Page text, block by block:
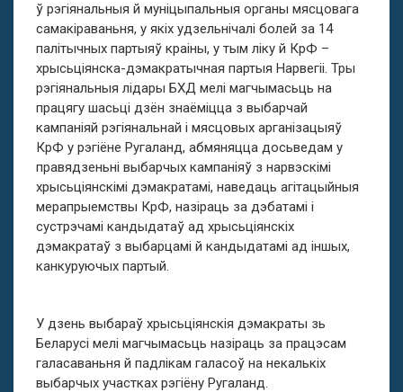
ў рэгіянальныя й муніцыпальныя органы мясцовага
самакіраваньня, у якіх удзельнічалі болей за 14
палітычных партыяў краіны, у тым ліку й КрФ –
хрысьціянска-дэмакратычная партыя Нарвегіі. Тры
рэгіянальныя лідары БХД мелі магчымасьць на
працягу шасьці дзён знаёміцца з выбарчай
кампаніяй рэгіянальнай і мясцовых арганізацыяў
КрФ у рэгіёне Ругаланд, абмяняцца досьведам у
правядзеньні выбарчых кампаніяў з нарвэскімі
хрысьціянскімі дэмакратамі, наведаць агітацыйныя
мерапрыемствы КрФ, назіраць за дэбатамі і
сустрэчамі кандыдатаў ад хрысьціянскіх
дэмакратаў з выбарцамі й кандыдатамі ад іншых,
канкуруючых партый.
У дзень выбараў хрысьціянскія дэмакраты зь
Беларусі мелі магчымасьць назіраць за працэсам
галасаваньня й падлікам галасоў на некалькіх
выбарчых участках рэгіёну Ругаланд.